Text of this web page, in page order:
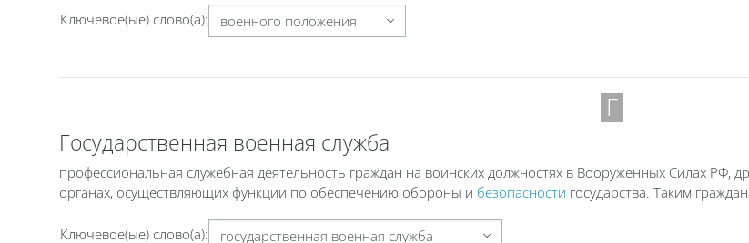
Ключевое(ые) слово(а):
Г
Государственная военная служба
профессиональная служебная деятельность граждан на воинских должностях в Вооруженных Силах РФ,
органах, осуществляющих функции по обеспечению обороны и безопасности государства. Таким
Ключевое(ые) слово(а):